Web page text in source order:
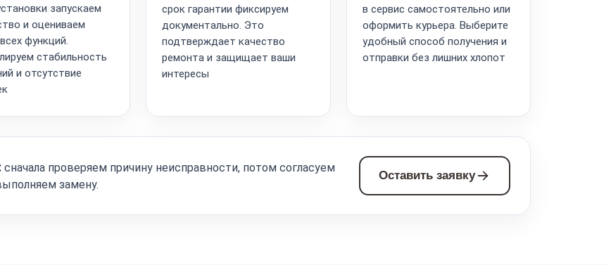
запускаем
и оцениваем
функций.
стабильность
и отсутствие
срок гарантии фиксируем
документально. Это
подтверждает качество
ремонта и защищает ваши
интересы
в сервис самостоятельно или
оформить курьера. Выберите
удобный способ получения и
отправки без лишних хлопот
сначала проверяем причину неисправности, потом согласуем
замену.
Оставить заявку